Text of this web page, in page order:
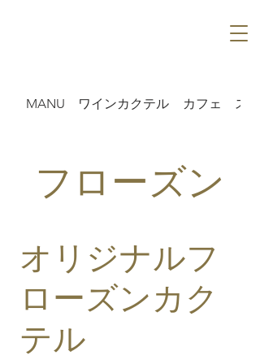
MANU ワインカクテル カフェ ス
フローズン
オリジナルフ
ローズンカク
テル